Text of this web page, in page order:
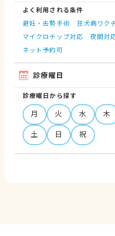
よく利用される条件
避妊・去勢手術
狂犬病ワク
マイクロチップ対応
夜間対
ネット予約可
診療曜日
診療曜日から探す
月 火 水 木
土
日 祝